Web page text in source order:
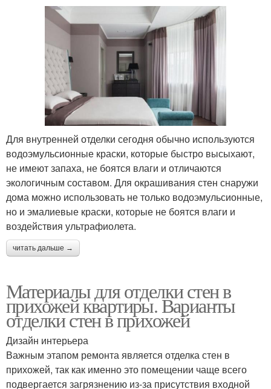
Для внутренней отделки сегодня обычно используются
водоэмульсионные краски, которые быстро высыхают,
не имеют запаха, не боятся влаги и отличаются
экологичным составом. Для окрашивания стен снаружи
дома можно использовать не только водоэмульсионные,
но и эмалиевые краски, которые не боятся влаги и
воздействия ультрафиолета.
читать дальше →
Материалы для отделки стен в
прихожей квартиры. Варианты
отделки стен в прихожей
Дизайн интерьера
Важным этапом ремонта является отделка стен в
прихожей, так как именно это помещении чаще всего
подвергается загрязнению из-за присутствия входной